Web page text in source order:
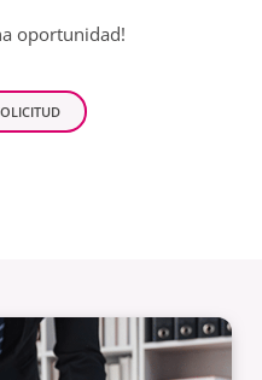
oportunidad!